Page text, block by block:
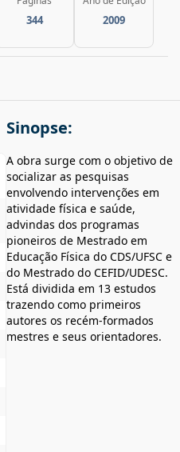
344 2009
Sinopse:
A obra surge com o objetivo de
socializar as pesquisas
envolvendo intervenções em
atividade física e saúde,
advindas dos programas
pioneiros de Mestrado em
Educação Física do CDS/UFSC e
do Mestrado do CEFID/UDESC.
Está dividida em 13 estudos
trazendo como primeiros
autores os recém-formados
mestres e seus orientadores.